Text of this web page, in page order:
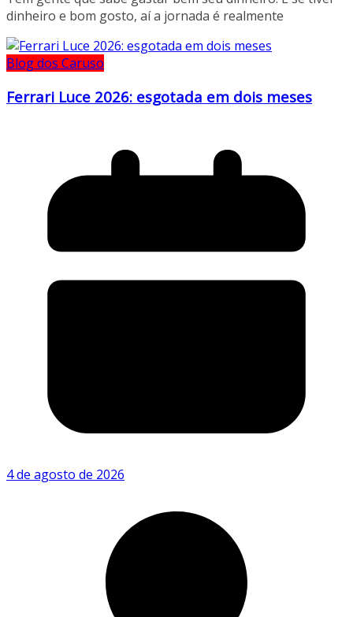
dinheiro e bom gosto, aí a jornada é realmente
Blog dos Caruso
Ferrari Luce 2026: esgotada em dois meses
4 de agosto de 2026